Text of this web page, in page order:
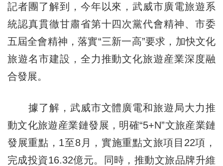
記者團了解到，今年以來，武威市廣電旅遊系
統認真貫徹甘肅省第十四次黨代會精神、市委
五屆全會精神，落實“三新一高”要求，加快文化
旅遊名市建設，全力推動文化旅遊産業深度融
合發展。
據了解，武威市文體廣電和旅遊局大力推
動文化旅遊産業鏈發展，明確“5+N”文旅産業鏈
發展重點，1至8月，實施重點文旅項目22項，
完成投資16.32億元。同時，推動文旅品牌升維